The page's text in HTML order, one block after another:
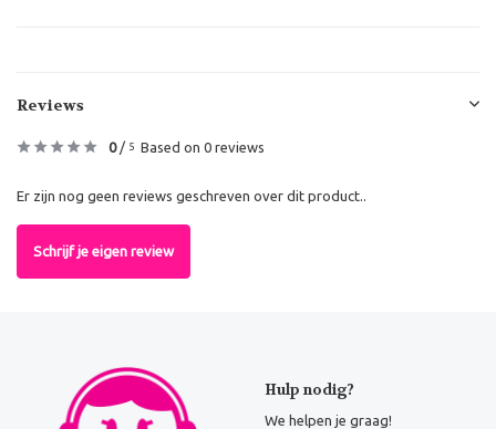
Reviews
0/ 5 Based on 0 reviews
Er zijn nog geen reviews geschreven over dit product..
Schrijf je eigen review
Hulp nodig?
We helpen je graag!